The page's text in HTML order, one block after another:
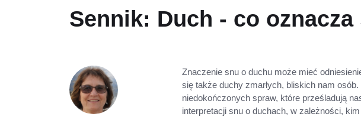
Sennik: Duch - co
Znaczenie snu o duchu może mieć
się także duchy zmarłych, bliskich nam
niedokończonych spraw, które prześladują
interpretacji snu o duchach, w zależności,